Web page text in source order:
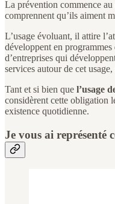
La prévention commence
comprennent qu’ils aiment
L’usage évoluant, il attire
développent en
d’entreprises qui
services autour de cet
Tant et si bien que l’usage
considèrent cette obligation
existence quotidienne.
Je vous ai représenté